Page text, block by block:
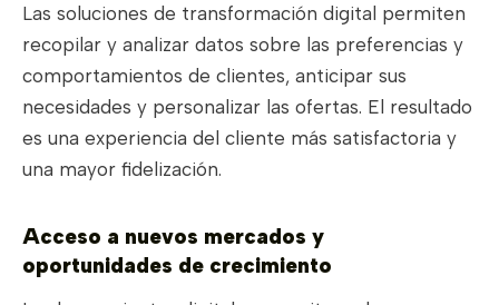
Las soluciones de transformación digital permiten
recopilar y analizar datos sobre las preferencias y
comportamientos de clientes, anticipar sus
necesidades y personalizar las ofertas. El resultado
es una experiencia del cliente más satisfactoria y
una mayor fidelización.
Acceso a nuevos mercados y
oportunidades de crecimiento